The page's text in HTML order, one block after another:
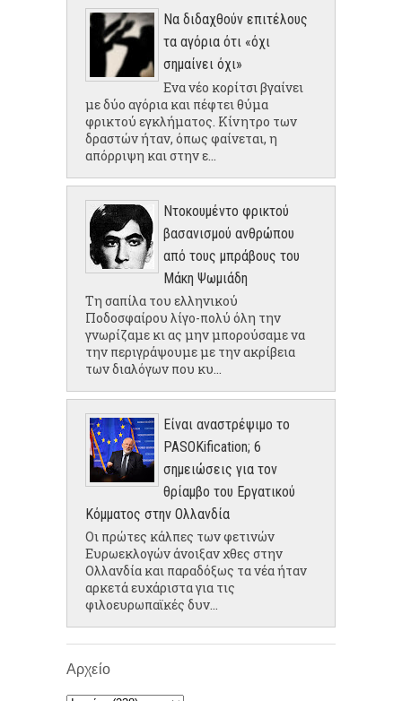
Να διδαχθούν επιτέλους
τα αγόρια ότι «όχι
σημαίνει όχι»
Ενα νέο κορίτσι βγαίνει
με δύο αγόρια και πέφτει θύμα
φρικτού εγκλήματος. Κίνητρο των
δραστών ήταν, όπως φαίνεται, η
απόρριψη και στην ε...
Ντοκουμέντο φρικτού
βασανισμού ανθρώπου
από τους μπράβους του
Μάκη Ψωμιάδη
Τη σαπίλα του ελληνικού
Ποδοσφαίρου λίγο-πολύ όλη την
γνωρίζαμε κι ας μην μπορούσαμε να
την περιγράψουμε με την ακρίβεια
των διαλόγων που κυ...
Είναι αναστρέψιμο το
PASOKification; 6
σημειώσεις για τον
θρίαμβο του Εργατικού
Κόμματος στην Ολλανδία
Οι πρώτες κάλπες των φετινών
Ευρωεκλογών άνοιξαν χθες στην
Ολλανδία και παραδόξως τα νέα ήταν
αρκετά ευχάριστα για τις
φιλοευρωπαϊκές δυν...
Αρχείο